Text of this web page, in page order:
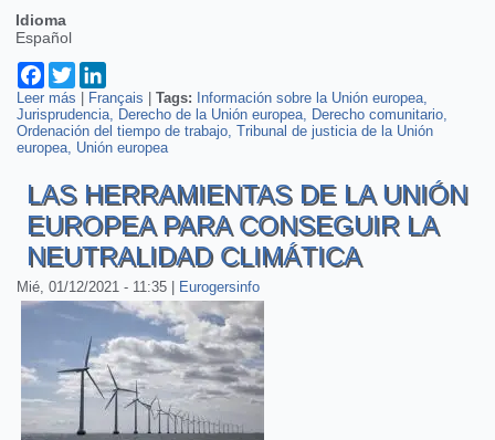
Idioma
Español
Facebook
Twitter
Leer más sobre Comentario del dictamen del Tribunal de Justicia de la
UE sobre tiempo de guardia y tiempo de trabajo
| Français |Tags: Información sobre la Unión europea
Jurisprudencia Derecho de la Unión europea Derecho comunitario
Ordenación del tiempo de trabajo Tribunal de justicia de la Unión
europea Unión europea
LAS HERRAMIENTAS DE LA UNIÓN
EUROPEA PARA CONSEGUIR LA
NEUTRALIDAD CLIMÁTICA
Mié, 01/12/2021 - 11:35 | Eurogersinfo